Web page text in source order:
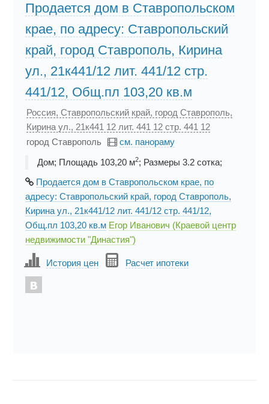
Продается дом в Ставропольском
крае, по адресу: Ставропольский
край, город Ставрополь, Кирина
ул., 21к441/12 лит. 441/12 стр.
441/12, Общ.пл 103,20 кв.м
Россия, Ставропольский край, город Ставрополь,
Кирина ул., 21к441 12 лит. 441 12 стр. 441 12
город Ставрополь
см. панораму
Дом; Площадь 103,20 м2; Размеры 3.2 cотка;
Продается дом в Ставропольском крае, по
адресу: Ставропольский край, город Ставрополь,
Кирина ул., 21к441/12 лит. 441/12 стр. 441/12,
Общ.пл 103,20 кв.м Егор Иванович (Краевой центр
недвижимости "Династия")
История цен Расчет ипотеки